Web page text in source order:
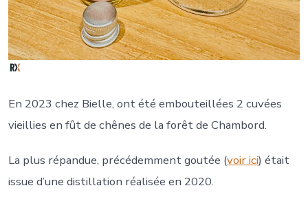
En 2023 chez Bielle, ont été embouteillées 2 cuvées
vieillies en fût de chênes de la forêt de Chambord.
La plus répandue, précédemment goutée (voir ici) était
issue d’une distillation réalisée en 2020.